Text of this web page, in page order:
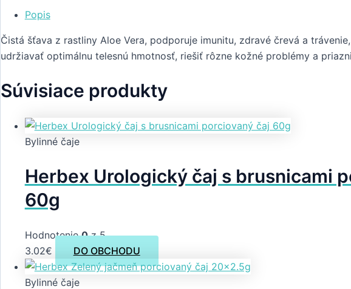
Popis
Čistá šťava z rastliny Aloe Vera, podporuje imunitu, zdravé črevá a
udržiavať optimálnu telesnú hmotnosť, riešiť rôzne kožné problémy a
Súvisiace produkty
Bylinné čaje
Herbex Urologický čaj s brusnicami
60g
Hodnotenie0z 5
3.02€ DO OBCHODU
Bylinné čaje